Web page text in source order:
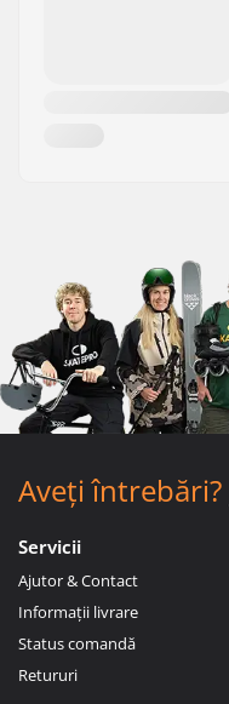
Aveți întrebări?
Servicii
Ajutor & Contact
Informații livrare
Status comandă
Retururi